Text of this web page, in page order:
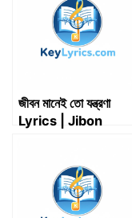
k
জীবন মানেই তো যন্ত্রণা
Lyrics | Jibon